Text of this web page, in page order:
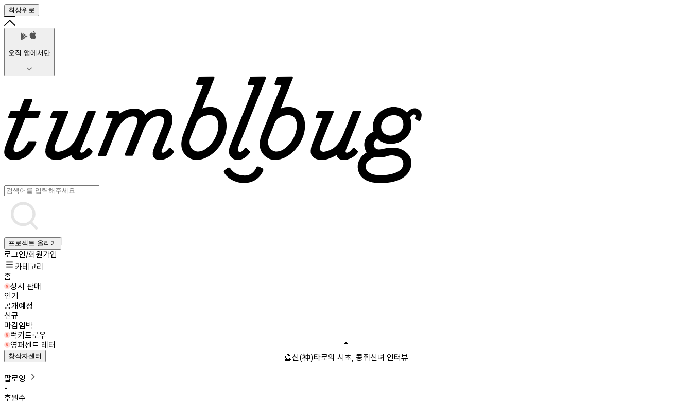
최상위로
오직 앱에서만
프로젝트 올리기
로그인/회원가입
카테고리
홈
상시 판매
인기
공개예정
신규
마감임박
럭키드로우
영퍼센트 레터
창작자센터
팔로잉
-
후원수
🔮신(神)타로의 시초, 콩쥐신녀 인터뷰